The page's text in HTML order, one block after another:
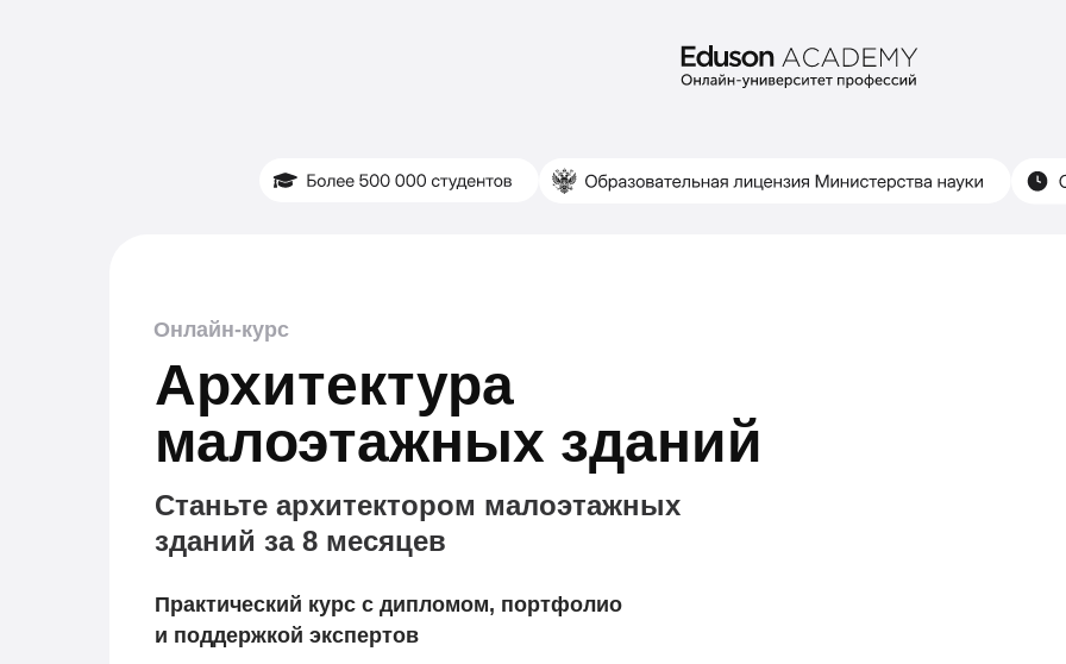
Архитектура
малоэтажных зданий
Онлайн-курс
Станьте архитектором малоэтажных
зданий за 8 месяцев
Практический курс с дипломом, портфолио
и поддержкой экспертов